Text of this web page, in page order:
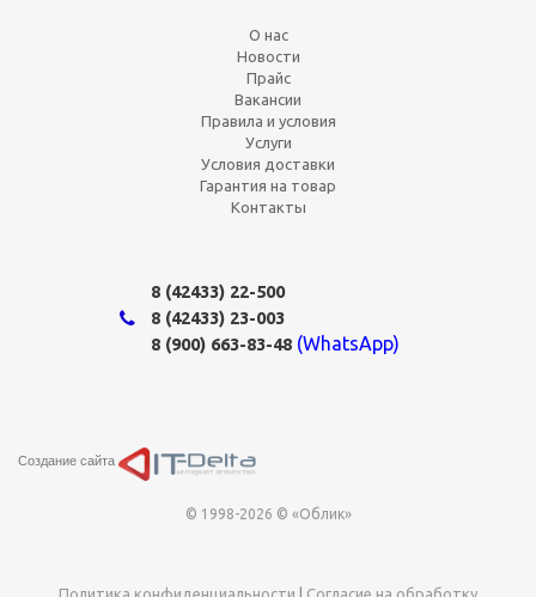
О нас
Новости
Прайс
Вакансии
Правила и условия
Услуги
Условия доставки
Гарантия на товар
Контакты
8 (42433) 22-500
8 (42433) 23-003
8 (900) 663-83-48 (WhatsApp)
Создание сайта
© 1998-2026 © «Облик»
Политика конфиденциальности Согласие на обработку